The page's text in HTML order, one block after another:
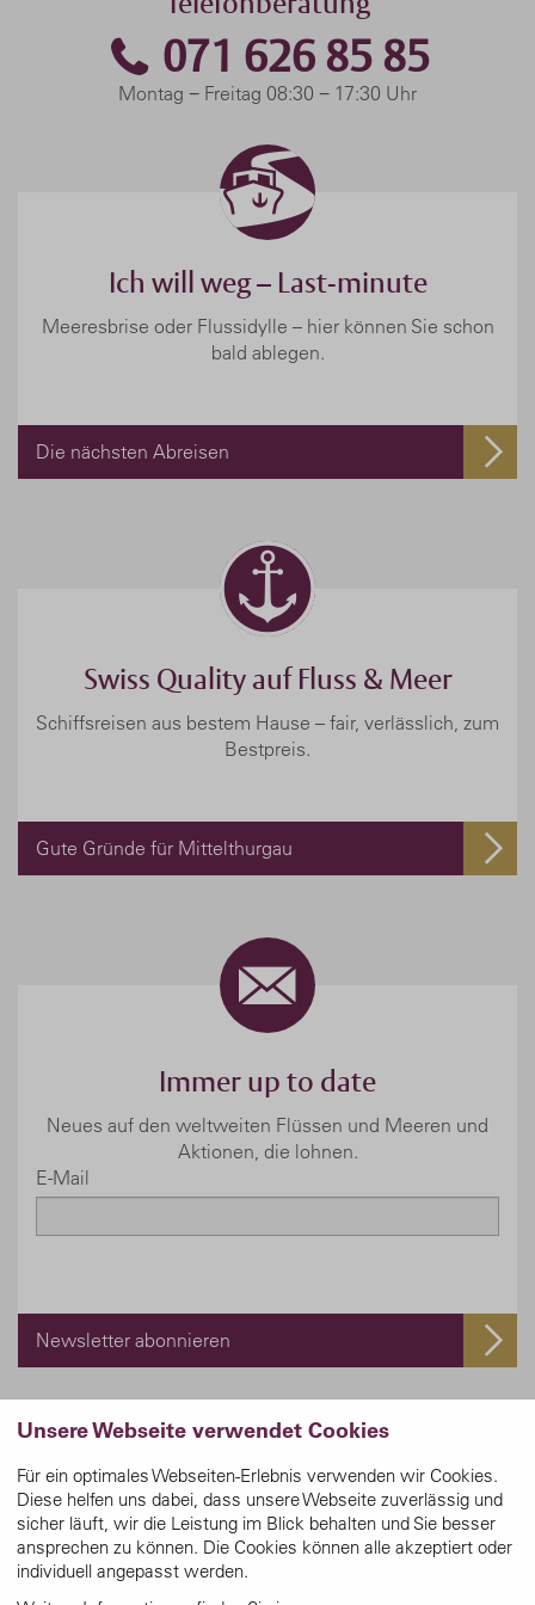
Unsere Webseite verwendet Cookies
Für ein optimales Webseiten-Erlebnis verwenden wir Cookies.
Diese helfen uns dabei, dass unsere Webseite zuverlässig und
sicher läuft, wir die Leistung im Blick behalten und Sie besser
ansprechen zu können. Die Cookies können alle akzeptiert oder
individuell angepasst werden.
071 626 85 85
Montag − Freitag 08:30 − 17:30 Uhr
Ich will weg – Last-minute
Meeresbrise oder Flussidylle – hier können Sie schon
bald ablegen.
Die nächsten Abreisen
Swiss Quality auf Fluss & Meer
Schiffsreisen aus bestem Hause – fair, verlässlich, zum
Bestpreis.
Gute Gründe für Mittelthurgau
Immer up to date
Neues auf den weltweiten Flüssen und Meeren und
Aktionen, die lohnen.
E-Mail
Newsletter abonnieren
Reisebüro Mittelthurgau